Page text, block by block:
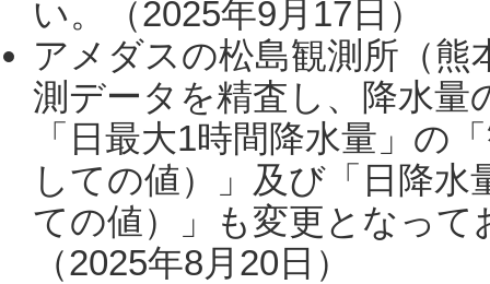
い。（2025年9月17日）
アメダスの松島観測所（熊
測データを精査し、降水
「日最大1時間降水量」の
しての値）」及び「日降
ての値）」も変更となっ
（2025年8月20日）